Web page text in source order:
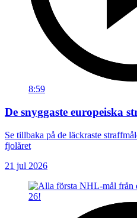
8:59
De snyggaste europeiska
Se tillbaka på de läckraste
fjolåret
21 jul 2026